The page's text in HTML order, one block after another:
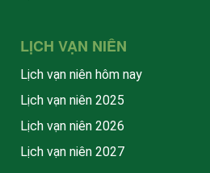
LỊCH VẠN NIÊN
Lịch vạn niên hôm nay
Lịch vạn niên 2025
Lịch vạn niên 2026
Lịch vạn niên 2027